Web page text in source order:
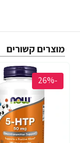
מוצרים קשורים
-26%